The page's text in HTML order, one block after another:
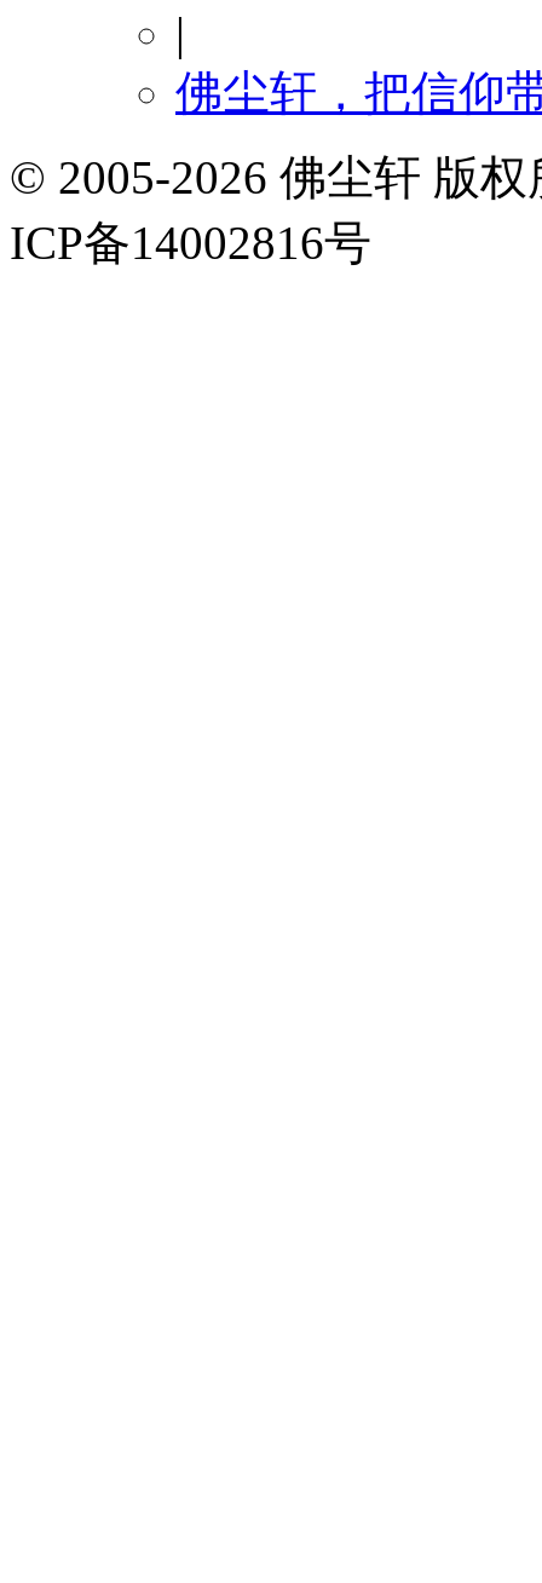
|
佛尘轩，把信仰
© 2005-2026 佛尘轩 版
ICP备14002816号